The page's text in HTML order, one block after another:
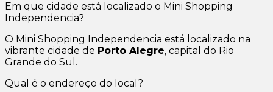
Em que cidade está localizado o Mini Shopping
Independencia?
O Mini Shopping Independencia está localizado na
vibrante cidade de Porto Alegre, capital do Rio
Grande do Sul.
Qual é o endereço do local?